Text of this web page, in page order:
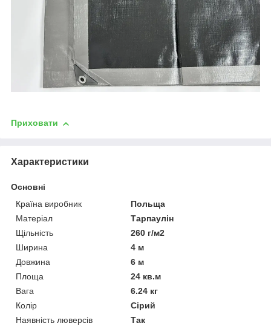
Приховати
Характеристики
Основні
Країна виробник
Польща
Матеріал
Тарпаулін
Щільність
260 г/м2
Ширина
4 м
Довжина
6 м
Площа
24 кв.м
Вага
6.24 кг
Колір
Сірий
Наявність люверсів
Так